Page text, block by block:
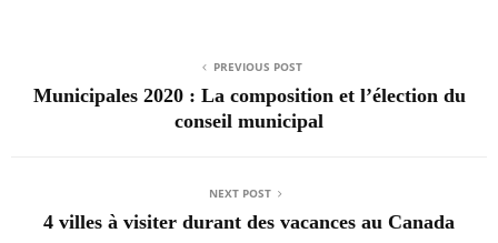
PREVIOUS POST
Municipales 2020 : La composition et l’élection du
conseil municipal
NEXT POST
4 villes à visiter durant des vacances au Canada